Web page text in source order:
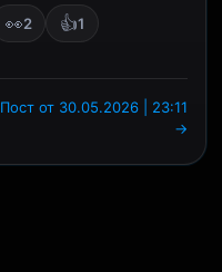
👀2 👍1
Пост от 30.05.2026 | 23:11
→